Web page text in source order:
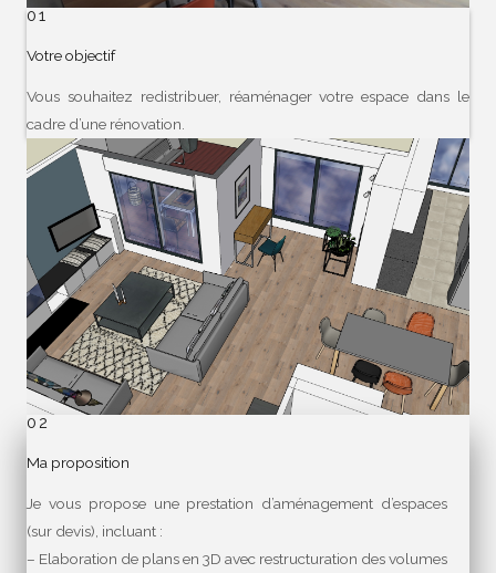
01
Votre objectif
Vous souhaitez redistribuer, réaménager votre espace dans le
cadre d’une rénovation.
02
Ma proposition
Je vous propose une prestation d’aménagement d’espaces
(sur devis), incluant :
– Elaboration de plans en 3D avec restructuration des volumes